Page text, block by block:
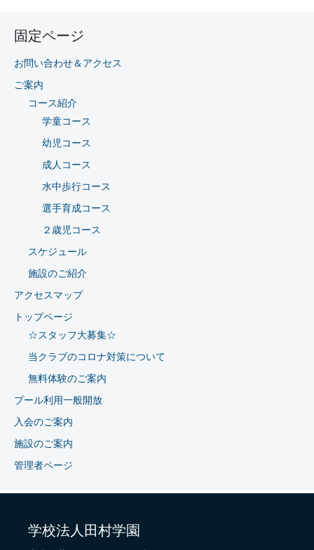
固定ページ
お問い合わせ＆アクセス
ご案内
コース紹介
学童コース
幼児コース
成人コース
水中歩行コース
選手育成コース
２歳児コース
スケジュール
施設のご紹介
アクセスマップ
トップページ
☆スタッフ大募集☆
当クラブのコロナ対策について
無料体験のご案内
プール利用一般開放
入会のご案内
施設のご案内
管理者ページ
学校法人田村学園